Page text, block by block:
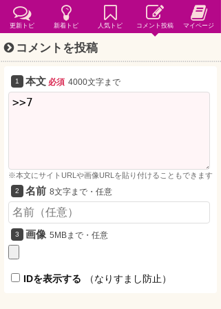
コメントを投稿
本文 必須 4000文字まで
※本文にサイトURLや画像URLを貼り付けることもできます
名前 8文字まで・任意
画像 5MBまで・任意
IDを表示する （なりすまし防止）
更新トピ 新着トピ 人気トピ コメント投稿 マイページ